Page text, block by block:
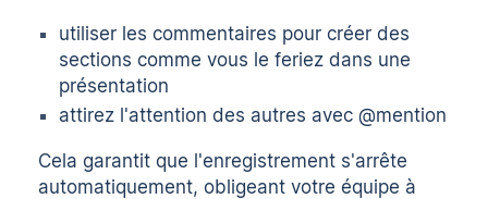
utiliser les commentaires pour créer des
sections comme vous le feriez dans une
présentation
attirez l'attention des autres avec @mention
Cela garantit que l'enregistrement s'arrête
automatiquement, obligeant votre équipe à